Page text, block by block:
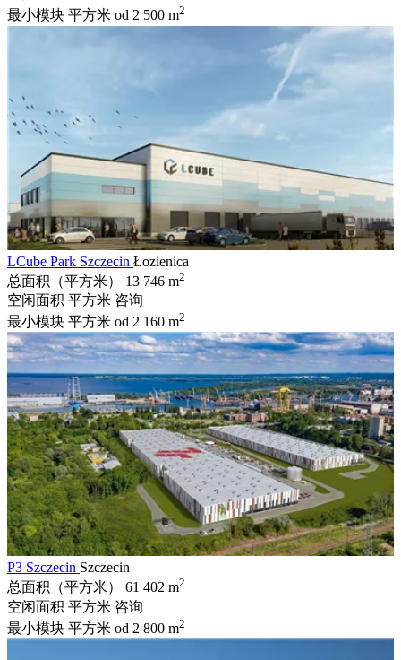
最小模块 平方米 od 2 500 m2
LCube Park Szczecin Łozienica
总面积（平方米）
13 746 m2
空闲面积 平方米 咨询
最小模块 平方米 od 2 160 m2
P3 Szczecin Szczecin
总面积（平方米）
61 402 m2
空闲面积 平方米 咨询
最小模块 平方米 od 2 800 m2